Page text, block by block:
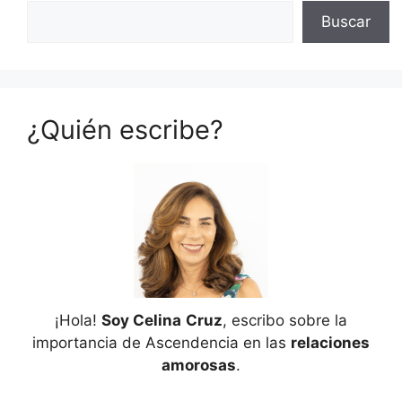
Buscar
¿Quién escribe?
¡Hola! Soy Celina Cruz, escribo sobre la
importancia de Ascendencia en las relaciones
amorosas.